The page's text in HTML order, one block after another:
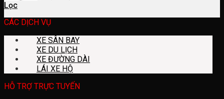
Lọc
CÁC DỊCH VỤ
XE SÂN BAY
XE DU LỊCH
XE ĐƯỜNG DÀI
LÁI XE HỘ
HỖ TRỢ TRỰC TUYẾN